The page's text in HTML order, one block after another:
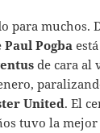
para muchos.
Paul Pogba
de cara al
United. El
tuvo la